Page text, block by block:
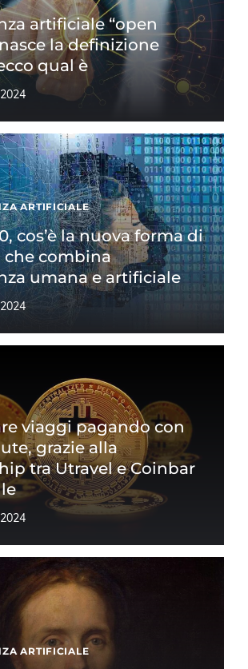
artificiale “open
la definizione
qual è
ARTIFICIALE
cos’è la nuova forma di
che combina
umana e artificiale
viaggi pagando con
grazie alla
tra Utravel e Coinbar
ARTIFICIALE